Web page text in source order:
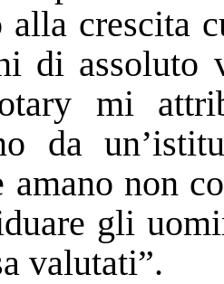
alla crescita
di assoluto
mi
da
amano non
gli
valutati”.